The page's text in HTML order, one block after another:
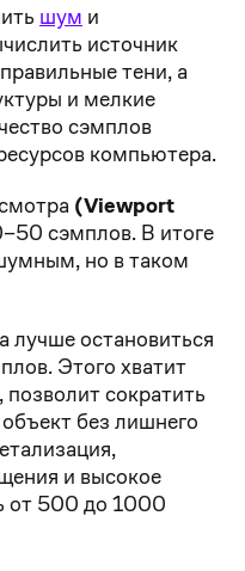
шум и
источник
тени, а
и мелкие
сэмплов
компьютера.
(Viewport
сэмплов. В итоге
но в таком
лучше остановиться
Этого хватит
сократить
без лишнего
и высокое
от 500 до 1000